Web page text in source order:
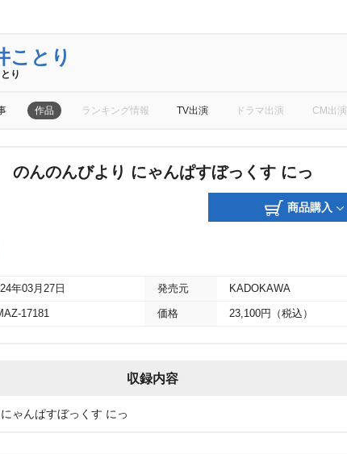
ことり
り
作品 ランキング情報 TV出演 ドラマ出演 CM出演
のんのんびより にゃんぱすぼっくす にっ
商品購入
年03月27日 発売元 KADOKAWA
17181 価格 23,100円（税込）
収録内容
ゃんぱすぼっくす にっ